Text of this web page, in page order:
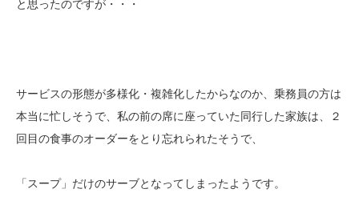
と思ったのですが・・・
サービスの形態が多様化・複雑化したからなのか、乗務員の方は
本当に忙しそうで、私の前の席に座っていた同行した家族は、２
回目の食事のオーダーをとり忘れられたそうで、
「スープ」だけのサーブとなってしまったようです。